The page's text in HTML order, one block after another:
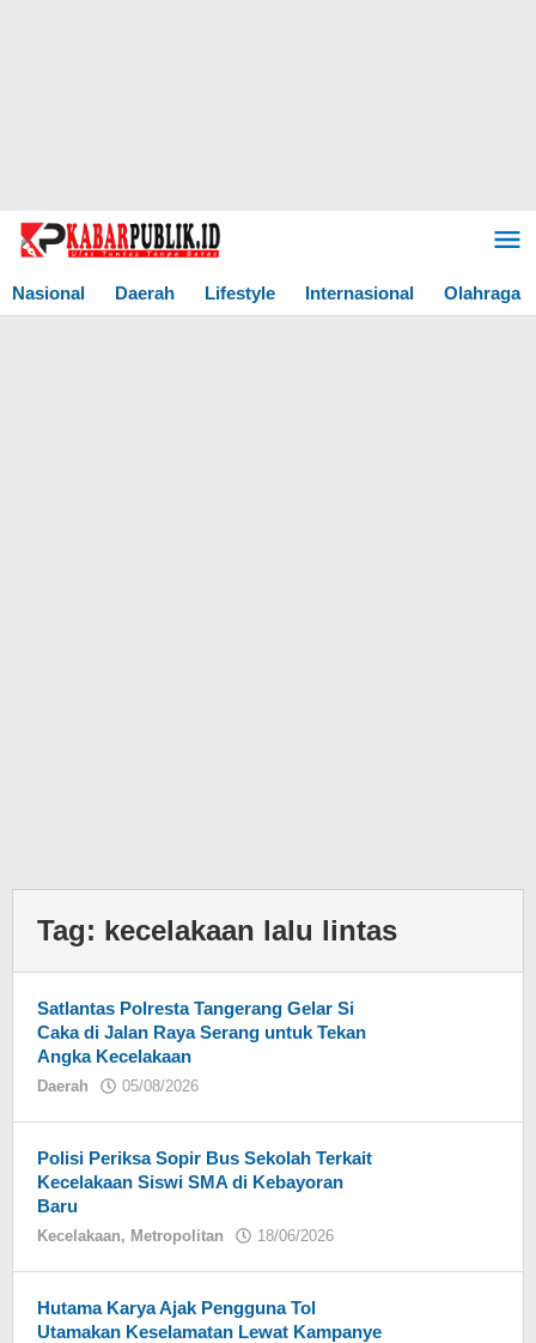
Lewati
Nasional
Daerah Lifestyle Internasional Olahraga
Tag: kecelakaan lalu lintas
Satlantas Polresta Tangerang Gelar Si
Caka di Jalan Raya Serang untuk Tekan
Angka Kecelakaan
Daerah 05/08/2026
Polisi Periksa Sopir Bus Sekolah Terkait
Kecelakaan Siswi SMA di Kebayoran
Baru
Kecelakaan, Metropolitan 18/06/2026
Hutama Karya Ajak Pengguna Tol
Utamakan Keselamatan Lewat Kampanye